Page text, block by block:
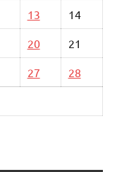
13 14
20 21
27 28